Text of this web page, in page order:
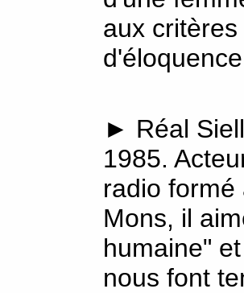
aux
► Réal
1985.
radio
Mons, il
humaine"
nous font